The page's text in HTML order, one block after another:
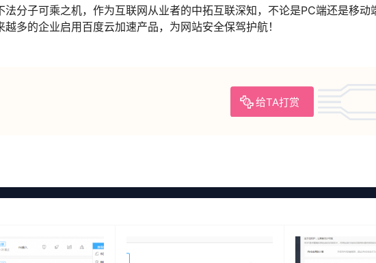
分子可乘之机，作为互联网从业者的中拓互联深知，不论是PC端还是移动
多的企业启用百度云加速产品，为网站安全保驾护航！
给TA打赏